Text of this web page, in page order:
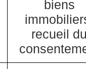
biens
recueil